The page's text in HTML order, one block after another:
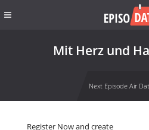
Mit Herz und
Next Episode Air
Register Now and create